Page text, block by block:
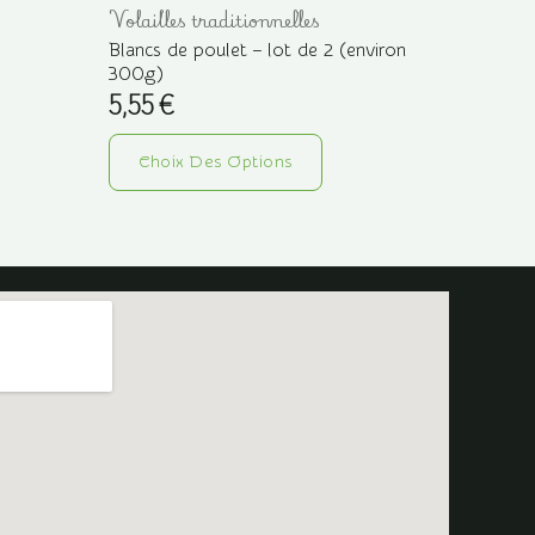
Volailles traditionnelles
Blancs de poulet – lot de 2 (environ
300g)
5,55€
Choix Des Options
Ce
produit